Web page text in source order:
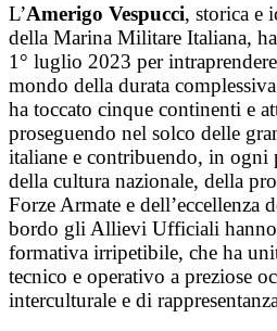
L’Amerigo Vespucci, storica e
della Marina Militare Italiana,
1° luglio 2023 per
mondo della durata
ha toccato cinque continenti e
proseguendo nel solco delle
italiane e contribuendo, in
della cultura nazionale, della
Forze Armate e dell’eccellenza
bordo gli Allievi Ufficiali hanno
formativa irripetibile, che ha
tecnico e operativo a preziose
interculturale e di